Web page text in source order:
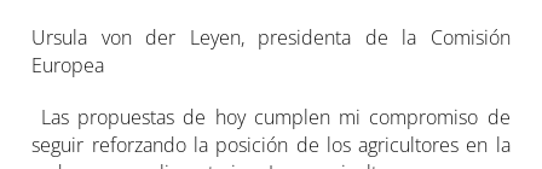
Ursula von der Leyen, presidenta de la Comisión
Europea
Las propuestas de hoy cumplen mi compromiso de
seguir reforzando la posición de los agricultores en la